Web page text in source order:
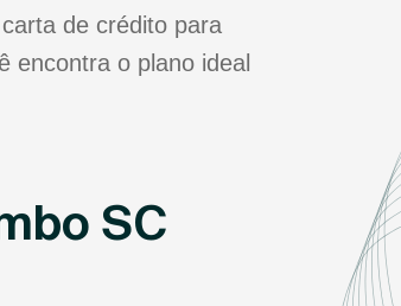
de crédito para
encontra o plano ideal
SC